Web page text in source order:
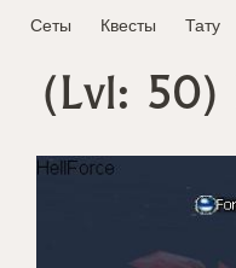
Сеты Квесты Тату
(Lvl: 50)